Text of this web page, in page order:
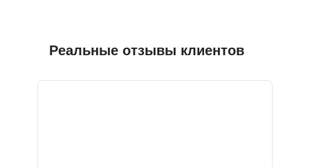
Реальные отзывы клиентов